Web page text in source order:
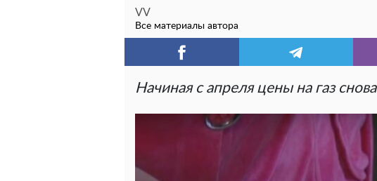
VV
Все материалы автора
Начиная с апреля цены на газ